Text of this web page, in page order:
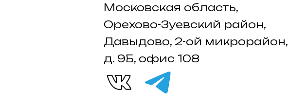
Московская область,
Орехово-Зуевский район,
Давыдово, 2-ой микрорайон,
д. 9Б, офис 108